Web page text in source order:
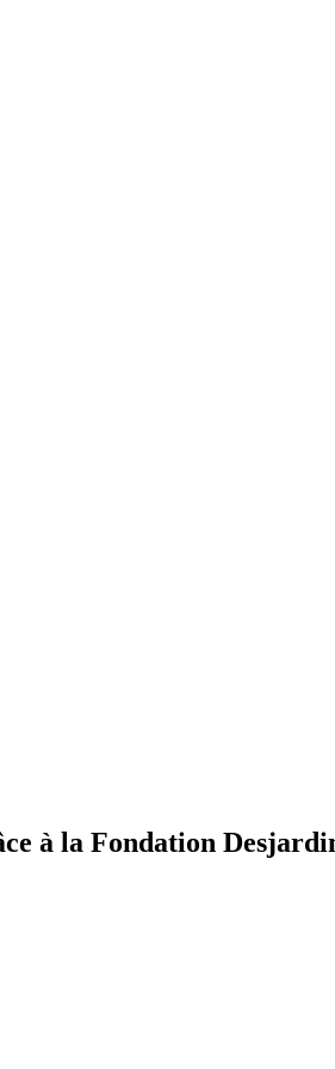
à la Fondation